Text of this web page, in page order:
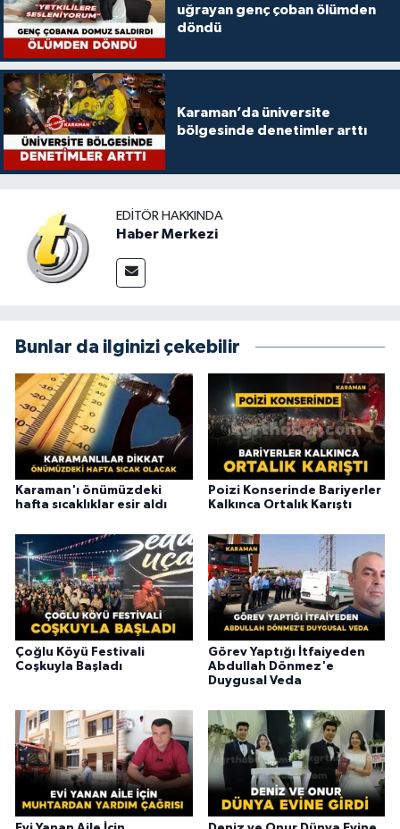
uğrayan genç çoban ölümden
döndü
Karaman’da üniversite
bölgesinde denetimler arttı
EDITÖR HAKKINDA
Haber Merkezi
Bunlar da ilginizi çekebilir
Karaman'ı önümüzdeki
hafta sıcaklıklar esir aldı
Poizi Konserinde Bariyerler
Kalkınca Ortalık Karıştı
Çoğlu Köyü Festivali
Coşkuyla Başladı
Görev Yaptığı İtfaiyeden
Abdullah Dönmez'e
Duygusal Veda